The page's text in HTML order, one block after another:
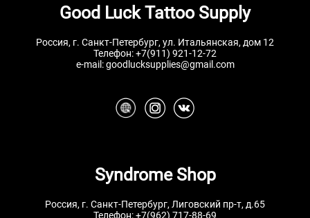
Good Luck Tattoo Supply
Россия, г. Санкт-Петербург, ул. Итальянская, дом 12
Телефон:+7(911) 921-12-72
e-mail:goodlucksupplies@gmail.com
Syndrome Shop
Россия, г. Санкт-Петербург, Лиговский пр-т, д.65
Телефон:+7(962) 717-88-69